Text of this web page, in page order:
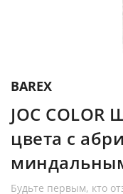
BAREX
JOC
цвета с
Будьте первым, кто